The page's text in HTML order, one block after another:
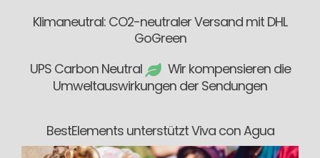
Klimaneutral: CO2-neutraler Versand mit DHL
GoGreen
UPS Carbon Neutral
Wir kompensieren die
Umweltauswirkungen der Sendungen
BestElements unterstützt Viva con Agua